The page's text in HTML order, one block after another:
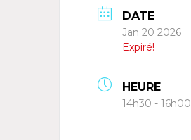
DATE
Jan 20 2026
Expiré!
HEURE
14h30 - 16h00